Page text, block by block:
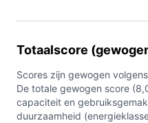
Totaalscore
Scores zijn gewogen
De totale gewogen score
capaciteit en
duurzaamheid